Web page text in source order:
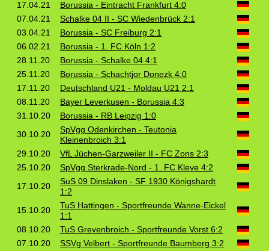
17.04.21
Borussia - Eintracht Frankfurt 4:0
07.04.21
Schalke 04 II - SC Wiedenbrück 2:1
03.04.21
Borussia - SC Freiburg 2:1
06.02.21
Borussia - 1. FC Köln 1:2
28.11.20
Borussia - Schalke 04 4:1
25.11.20
Borussia - Schachtjor Donezk 4:0
17.11.20
Deutschland U21 - Moldau U21 2:1
08.11.20
Bayer Leverkusen - Borussia 4:3
31.10.20
Borussia - RB Leipzig 1:0
30.10.20
SpVgg Odenkirchen - Teutonia
Kleinenbroich 3:1
29.10.20
VfL Jüchen-Garzweiler II - FC Zons 2:3
25.10.20
SpVgg Sterkrade-Nord - 1. FC Kleve 4:2
17.10.20
SuS 09 Dinslaken - SF 1930 Königshardt
1:2
15.10.20
TuS Hattingen - Sportfreunde Wanne-Eickel
1:1
08.10.20
TuS Grevenbroich - Sportfreunde Vorst 6:2
07.10.20
SSVg Velbert - Sportfreunde Baumberg 3:2